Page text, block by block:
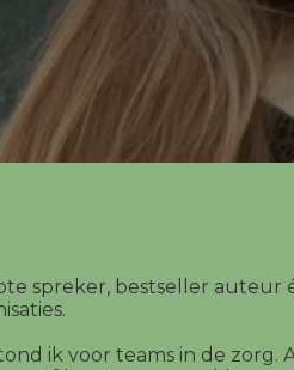
spreker, bestseller
ik voor teams in de